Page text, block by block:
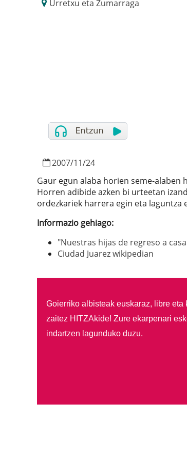
Urretxu eta Zumarraga
2007/11/24
Gaur egun alaba horien seme-alaben
Horren adibide azken bi urteetan
ordezkariek harrera egin eta laguntza
Informazio gehiago:
"Nuestras hijas de regreso a
Ciudad Juarez wikipedian
Goierriko albisteak euskaraz, libre
zaitez HITZAkide! Zure ekarpenari
indartzen lagunduko duzu.